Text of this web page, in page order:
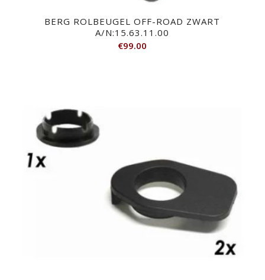
BERG ROLBEUGEL OFF-ROAD ZWART
A/N:15.63.11.00
€99.00